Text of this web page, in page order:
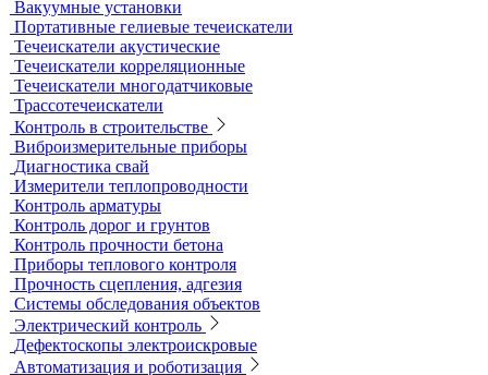
Адгезиметры
Образцы для толщинометрии
Трибометры
Контроль чистоты поверхности
Оборудование для физических испытаний покрытий
Датчики к толщиномерам покрытий
Абразиометры
Блескомеры, колориметры
Контроль герметичности
Вакуумные рамки
Вакуумные установки
Портативные гелиевые течеискатели
Течеискатели акустические
Течеискатели корреляционные
Течеискатели многодатчиковые
Трассотечеискатели